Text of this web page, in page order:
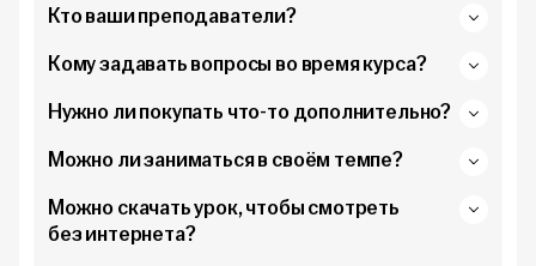
Кто ваши преподаватели?
Кому задавать вопросы во время курса?
Нужно ли покупать что-то дополнительно?
Можно ли заниматься в своём темпе?
Можно скачать урок, чтобы смотреть
без интернета?